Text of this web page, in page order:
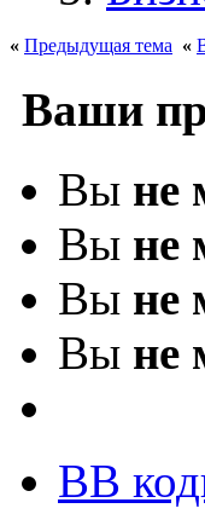
« Предыдущая тема «
Ваши
Вы не
Вы не
Вы не
Вы не
BB